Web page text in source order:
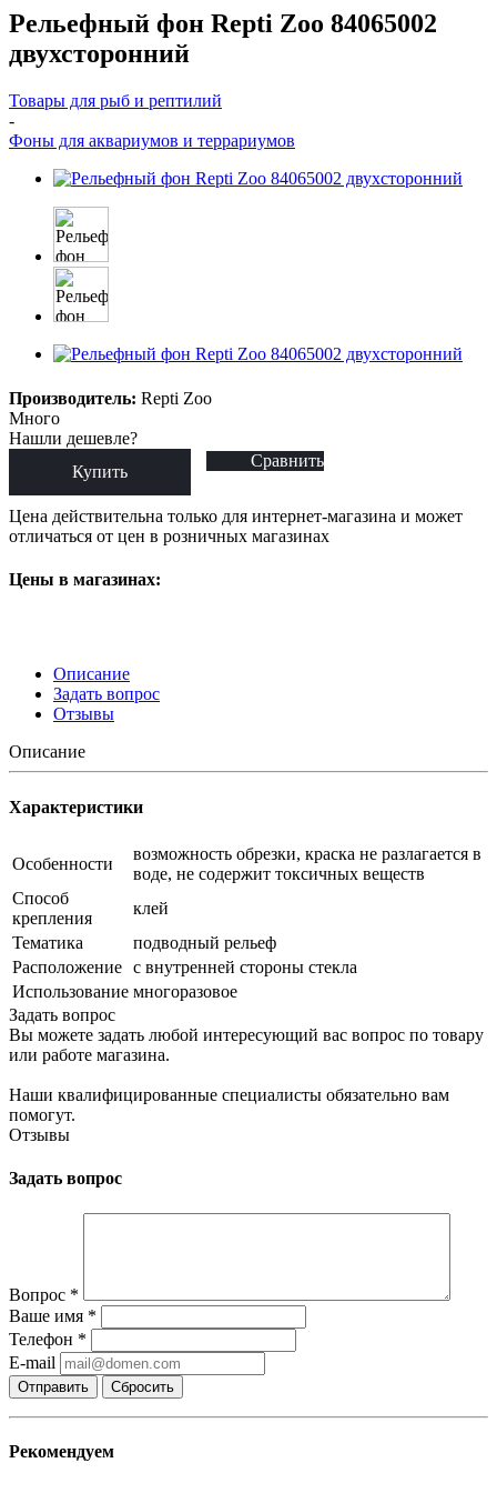
Рельефный фон Repti Zoo 84065002
двухсторонний
Товары для рыб и рептилий
-
Фоны для аквариумов и террариумов
Производитель: Repti Zoo
Много
Нашли дешевле?
Купить
Сравнить
Цена действительна только для интернет-магазина и может
отличаться от цен в розничных магазинах
Цены в магазинах:
Описание
Задать вопрос
Отзывы
Описание
Характеристики
Особенности
возможность обрезки, краска не разлагается в
воде, не содержит токсичных веществ
Способ
крепления
клей
Тематика
подводный рельеф
Расположение с внутренней стороны стекла
Использование многоразовое
Задать вопрос
Вы можете задать любой интересующий вас вопрос по товару
или работе магазина.
Наши квалифицированные специалисты обязательно вам
помогут.
Отзывы
Задать вопрос
Вопрос *
Ваше имя *
Телефон *
E-mail
Сбросить
Рекомендуем